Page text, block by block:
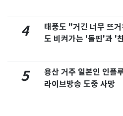
4
태풍도 "거긴 너무 뜨
도 비켜가는 '돌핀'과 '
5
용산 거주 일본인 인플
라이브방송 도중 사망